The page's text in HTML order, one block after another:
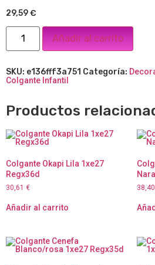
29,59€
Añadir al carrito
SKU: e136fff3a751 Categoría:
Colgante Infantil
Productos
Colgante Okapi Lila 1xe27
Regx36d
30,61 €
Añadir al carrito
38,40